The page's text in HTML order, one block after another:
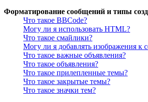
Форматирование сообщений и типы
Что такое BBCode?
Могу ли я использовать HTML?
Что такое смайлики?
Могу ли я добавлять изображения к
Что такое важные объявления?
Что такое объявления?
Что такое прилепленные темы?
Что такое закрытые темы?
Что такое значки тем?